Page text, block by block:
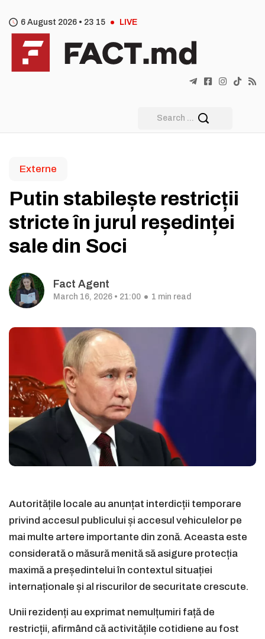
6 August 2026 • 23 15 LIVE
Externe
Putin stabilește restricții
stricte în jurul reședinței
sale din Soci
Fact Agent
March 16, 2026 • 21:00 1 min read
Autoritățile locale au anunțat interdicții temporare
privind accesul publicului și accesul vehiculelor pe
mai multe artere importante din zonă. Aceasta este
considerată o măsură menită să asigure protecția
maximă a președintelui în contextul situației
internaționale și al riscurilor de securitate crescute.
Unii rezidenți au exprimat nemulțumiri față de
restricții, afirmând că activitățile cotidiene au fost